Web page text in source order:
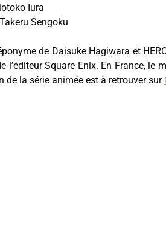
Iura
Sengoku
de Daisuke Hagiwara et
Square Enix. En France, le
la série animée est à retrouver sur